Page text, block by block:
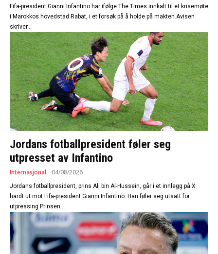
Fifa-president Gianni Infantino har ifølge The Times innkalt til et krisemøte
i Marokkos hovedstad Rabat, i et forsøk på å holde på makten.Avisen
skriver...
Jordans fotballpresident føler seg
utpresset av Infantino
Internasjonal 04/08/2026
Jordans fotballpresident, prins Ali bin Al-Hussein, går i et innlegg på X
hardt ut mot Fifa-president Gianni Infantino. Han føler seg utsatt for
utpressing.Prinsen...